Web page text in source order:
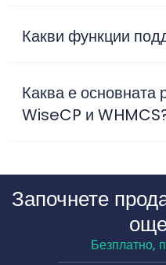
Какви функции
Каква е основната
WiseCP и
Започнете
Безплатно,